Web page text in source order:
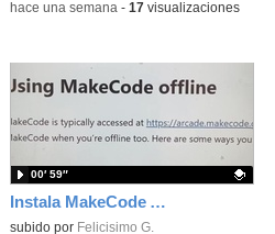
-hace una semana - 17 visualizaciones
Instala MakeCode Arcade para trabajar offline en tu tablet, ordenador, Chromebook
Contenido educativo.
subido por Felicisimo G.
00′ 59″